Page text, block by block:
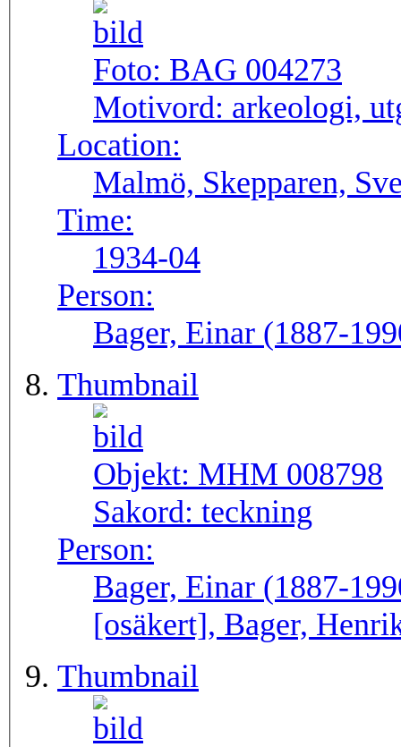
Foto: BAG 004273
Motivord: arkeologi,
Location:
Malmö, Skepparen,
Time:
1934-04
Person:
Bager, Einar (1887-
Thumbnail
Objekt: MHM 008798
Sakord: teckning
Person:
Bager, Einar (1887-
[osäkert], Bager,
Thumbnail